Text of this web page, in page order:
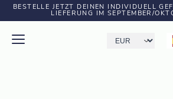
BESTELLE JETZT DEINEN INDIVIDUELL
LIEFERUNG IM SEPTEMBER/